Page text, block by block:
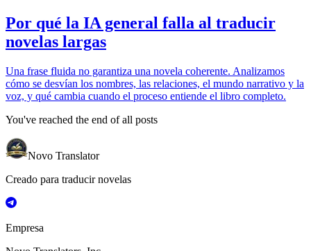
Por qué la IA general falla al traducir
novelas largas
Una frase fluida no garantiza una novela coherente. Analizamos
cómo se desvían los nombres, las relaciones, el mundo narrativo y la
voz, y qué cambia cuando el proceso entiende el libro completo.
You've reached the end of all posts
Novo Translator
Creado para traducir novelas
Empresa